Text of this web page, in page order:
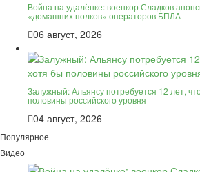
Война на удалёнке: военкор Сладков
«домашних полков» операторов БПЛА
06 август, 2026
Залужный: Альянсу потребуется 12 лет,
половины российского уровня
04 август, 2026
Популярное
Видео